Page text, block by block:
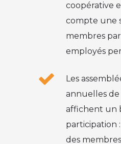
coopérative
compte une
membres
employés
Les
annuelles de
affichent un
participation
des